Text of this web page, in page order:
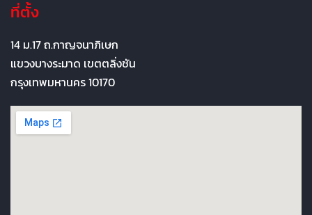
ที่ตั้ง
14 ม.17 ถ.กาญจนาภิเษก
แขวงบางระมาด เขตตลิ่งชัน
กรุงเทพมหานคร 10170